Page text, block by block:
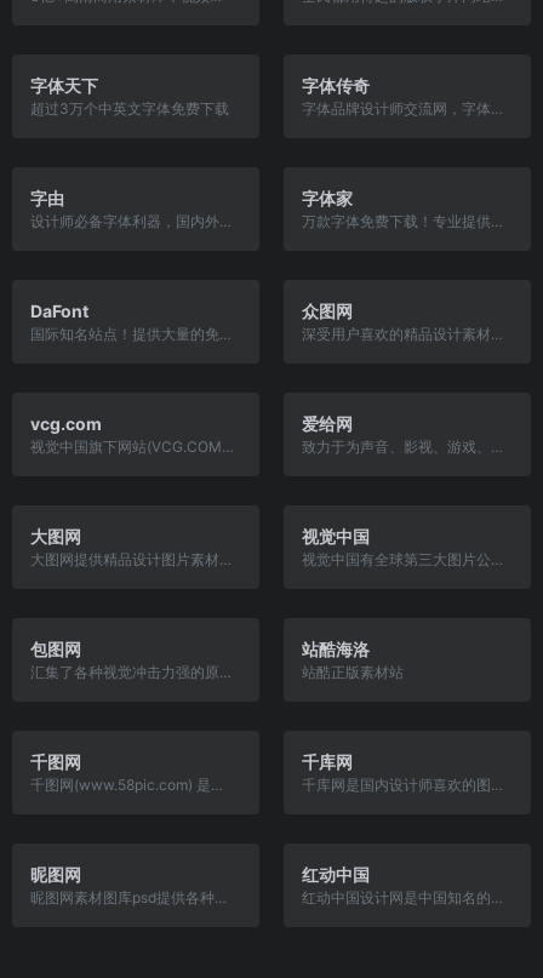
字体天下
超过3万个中英文字体免费下载
字体传奇
字体品牌设计师交流网，字体相关的教程、讲座等
字由
设计师必备字体利器，国内外上千款精选字体
字体家
万款字体免费下载！专业提供正版授权字体下载
DaFont
国际知名站点！提供大量的免费英文字体下载
众图网
深受用户喜欢的精品设计素材平台,提供海报,背景,插画,装饰画,文化墙,背景墙,CAD图片,ppt模板,视频等素材模板供会员下载,找精品设计素材上众图,超过200万正版可商用高清图片供您下载!
vcg.com
视觉中国旗下网站(VCG.COM)通过每日更新视频栏目分享每日更新创意视频素材内容,100%正版保障,免除侵权烦恼,一次授权全球永久可商用。
爱给网
致力于为声音、影视、游戏、动画创作者，提供高品质、多品类、优秀的创意作品服务。 服务内容涵盖了 声音创作、影视后期、游戏开发、3d模型、平面设计 5大主流设计服务。
大图网
大图网提供精品设计图片素材下载,内容包括高清图片素材,PSD素材,淘宝素材,影楼模板素材,矢量素材,免扣素材和中英文字体,致力于打造最好的免费素材共享平台
视觉中国
视觉中国有全球第三大图片公司Corbis 图库版权,提供正版高清图片、视频下载,是拥有1300万用户的全球摄影创作社交平台(500px.com),为“版权视觉内容”的创作者和使用者提供互联网交易平台。
包图网
汇集了各种视觉冲击力强的原创广告图片设计、电商淘宝、企业办公模板、视频、配乐、音效、字体、插画动图、装饰装修等素材,由顶尖的设计师供稿,符合各个行业的商用需求,下载高品质正版素材...
站酷海洛
站酷正版素材站
千图网
千图网(www.58pic.com) 是专注正版商用图片设计素材下载的网站!提供矢量图素材、背景图片素材、矢量图库、psd素材、字体模板、设计素材、PPT模板、视频素材、插画绘画、平面设计模板、Excel模板素...
千库网
千库网是国内设计师喜欢的图片素材库,588ku.com为设计师提供各类好看免费的png图片和素材、背景图片、背景素材、海报背景、banner背景、边框花纹素材、艺术字、主图和直通车背景等,找素材就上千库...
昵图网
昵图网素材图库psd提供各种图片搜索:包括ppt模板下载,设计素材,摄影作品,海报,贺卡,矢量图,源文件,视频,flash动画,展板,易拉宝,图片等原创素材下载服务
红动中国
红动中国设计网是中国知名的专业设计素材服务平台,有设计素材下载,定制等服务,为设计师,设计公司,印刷公司带来极大便利。